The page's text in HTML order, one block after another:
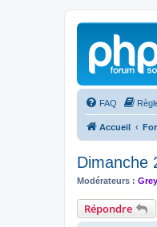
FAQ
Accueil
Dimanche
Modérateurs :
Répondre